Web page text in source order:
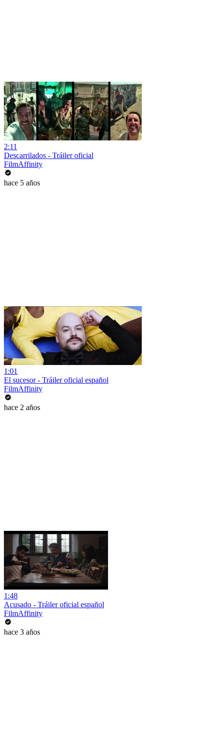
2:11
Descarrilados - Tráiler oficial
FilmAffinity
hace 5 años
1:01
El sucesor - Tráiler oficial español
FilmAffinity
hace 2 años
1:48
Acusado - Tráiler oficial español
FilmAffinity
hace 3 años